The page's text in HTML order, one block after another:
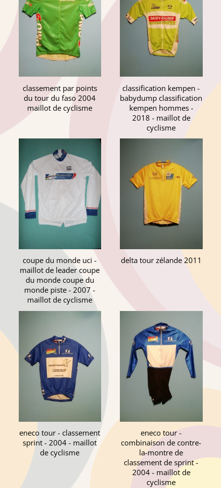
classement par points
du tour du faso 2004
maillot de cyclisme
classification kempen -
babydump classification
kempen hommes -
2018 - maillot de
cyclisme
coupe du monde uci -
maillot de leader coupe
du monde coupe du
monde piste - 2007 -
maillot de cyclisme
delta tour zélande 2011
eneco tour - classement
sprint - 2004 - maillot
de cyclisme
eneco tour -
combinaison de contre-
la-montre de
classement de sprint -
2004 - maillot de
cyclisme